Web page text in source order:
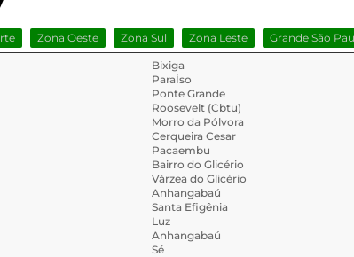
Zona Oeste Zona Sul Zona Leste Grande São
Bixiga
ParaÍso
Ponte Grande
Roosevelt (Cbtu)
Morro da Pólvora
Cerqueira Cesar
Pacaembu
Bairro do Glicério
Várzea do Glicério
Anhangabaú
Santa Efigênia
Luz
Anhangabaú
Sé